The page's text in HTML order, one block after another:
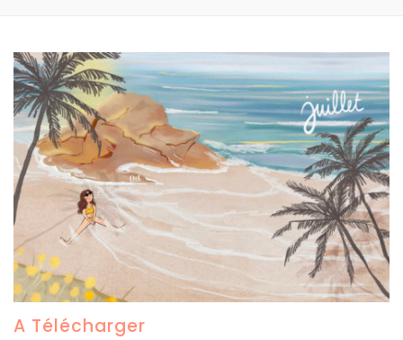
A Télécharger